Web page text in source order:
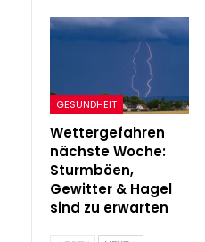
GESUNDHEIT
Wettergefahren
nächste Woche:
Sturmböen,
Gewitter & Hagel
sind zu erwarten